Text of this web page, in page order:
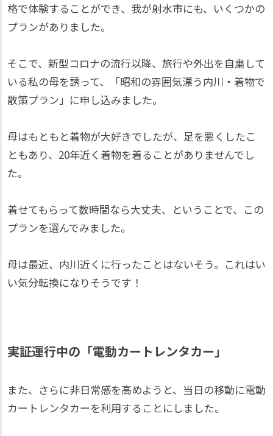
格で体験することができ、我が射水市にも、いくつかの
プランがありました。
そこで、新型コロナの流行以降、旅行や外出を自粛して
いる私の母を誘って、「昭和の雰囲気漂う内川・着物で
散策プラン」に申し込みました。
母はもともと着物が大好きでしたが、足を悪くしたこ
ともあり、20年近く着物を着ることがありませんでし
た。
着せてもらって数時間なら大丈夫、ということで、この
プランを選んでみました。
母は最近、内川近くに行ったことはないそう。これはい
い気分転換になりそうです！
実証運行中の「電動カートレンタカー」
また、さらに非日常感を高めようと、当日の移動に電動
カートレンタカーを利用することにしました。